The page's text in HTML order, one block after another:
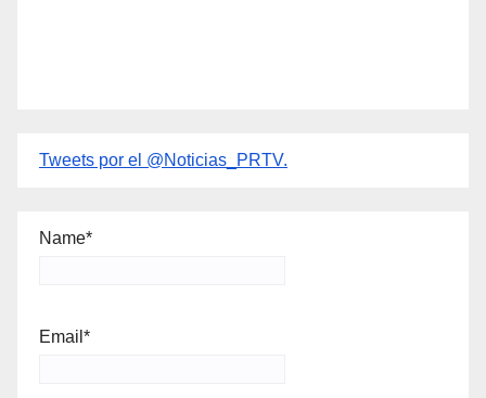
Tweets por el @Noticias_PRTV.
Name*
Email*